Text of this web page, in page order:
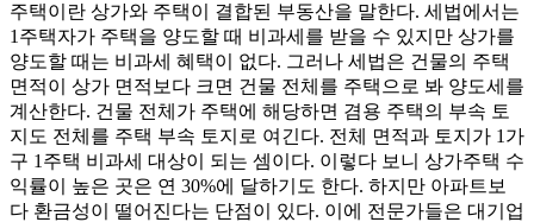
주택이란 상가와 주택이 결합된 부동산을 말한다. 세법에서는
1주택자가 주택을 양도할 때 비과세를 받을 수 있지만 상가를
양도할 때는 비과세 혜택이 없다. 그러나 세법은 건물의 주택
면적이 상가 면적보다 크면 건물 전체를 주택으로 봐 양도세를
계산한다. 건물 전체가 주택에 해당하면 겸용 주택의 부속 토
지도 전체를 주택 부속 토지로 여긴다. 전체 면적과 토지가 1가
구 1주택 비과세 대상이 되는 셈이다. 이렇다 보니 상가주택 수
익률이 높은 곳은 연 30%에 달하기도 한다. 하지만 아파트보
다 환금성이 떨어진다는 단점이 있다. 이에 전문가들은 대기업